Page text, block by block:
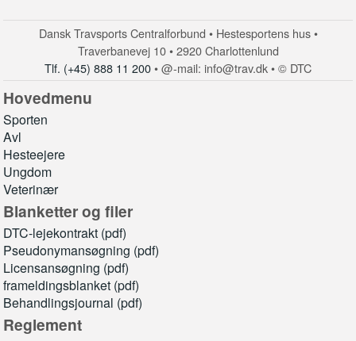
Dansk Travsports Centralforbund • Hestesportens hus •
Traverbanevej 10 • 2920 Charlottenlund
Tlf. (+45) 888 11 200• @-mail: info@trav.dk • © DTC
Hovedmenu
Sporten
Avl
Hesteejere
Ungdom
Veterinær
Blanketter og filer
DTC-lejekontrakt (pdf)
Pseudonymansøgning (pdf)
Licensansøgning (pdf)
frameldingsblanket (pdf)
Behandlingsjournal (pdf)
Reglement